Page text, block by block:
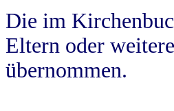
Die im
Eltern oder
übernommen.